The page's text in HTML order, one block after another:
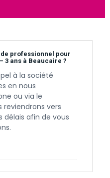
professionnel pour
3 ans à Beaucaire ?
à la société
en nous
ou via le
reviendrons vers
délais afin de vous